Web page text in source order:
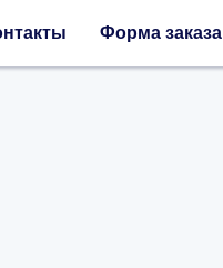
Форма заказа